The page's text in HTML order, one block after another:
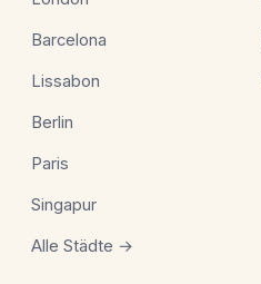
Barcelona
Lissabon
Berlin
Paris
Singapur
Alle Städte →